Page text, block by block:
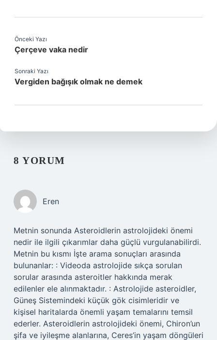
Önceki Yazı
Çerçeve vaka nedir
Sonraki Yazı
Vergiden bağışık olmak ne demek
8 YORUM
Eren
Metnin sonunda Asteroidlerin astrolojideki önemi
nedir ile ilgili çıkarımlar daha güçlü vurgulanabilirdi.
Metnin bu kısmı İşte arama sonuçları arasında
bulunanlar: : Videoda astrolojide sıkça sorulan
sorular arasında asteroitler hakkında merak
edilenler ele alınmaktadır. : Astrolojide asteroidler,
Güneş Sistemindeki küçük gök cisimleridir ve
kişisel haritalarda önemli yaşam temalarını temsil
ederler. Asteroidlerin astrolojideki önemi, Chiron’un
şifa ve iyileşme alanlarına, Ceres’in yaşam döngüleri